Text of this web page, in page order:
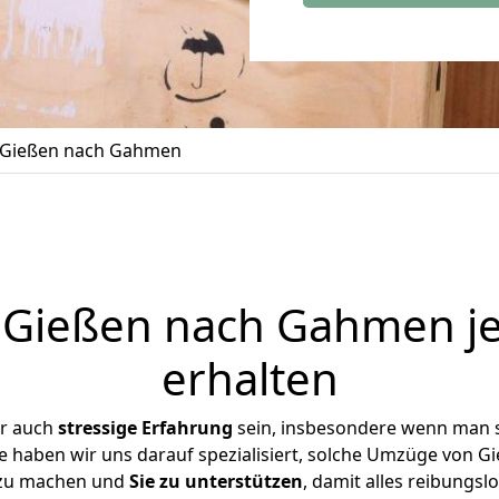
nach Gahmen
nach Gahmen
erhalten
auch stressige Erfahrung sein, insbesondere wenn
haben wir uns darauf spezialisiert, solche Umzüge von
machen und Sie zu unterstützen, damit alles